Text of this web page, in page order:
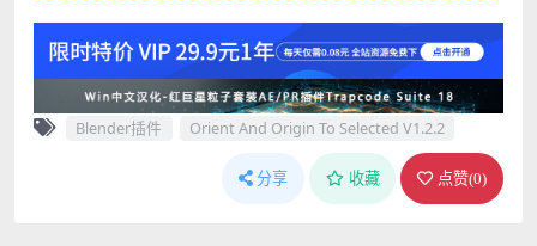
Blender插件 Orient And Origin To Selected V1.2.2
分享 收藏 点赞(0)